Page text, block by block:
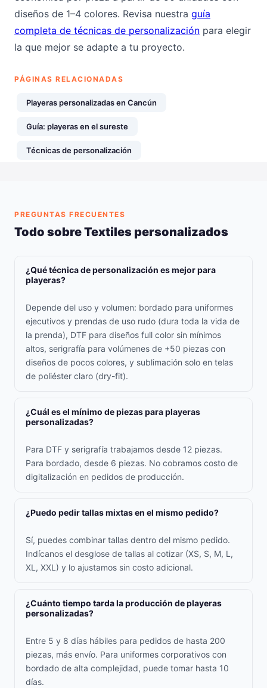
diseños de 1–4 colores. Revisa nuestra guía
completa de técnicas de personalización para elegir
la que mejor se adapte a tu proyecto.
PÁGINAS RELACIONADAS
Playeras personalizadas en Cancún
Guía: playeras en el sureste
Técnicas de personalización
PREGUNTAS FRECUENTES
Todo sobre Textiles personalizados
¿Qué técnica de personalización es mejor para
playeras?
Depende del uso y volumen: bordado para uniformes
ejecutivos y prendas de uso rudo (dura toda la vida de
la prenda), DTF para diseños full color sin mínimos
altos, serigrafía para volúmenes de +50 piezas con
diseños de pocos colores, y sublimación solo en telas
de poliéster claro (dry-fit).
¿Cuál es el mínimo de piezas para playeras
personalizadas?
Para DTF y serigrafía trabajamos desde 12 piezas.
Para bordado, desde 6 piezas. No cobramos costo de
digitalización en pedidos de producción.
¿Puedo pedir tallas mixtas en el mismo pedido?
Sí, puedes combinar tallas dentro del mismo pedido.
Indícanos el desglose de tallas al cotizar (XS, S, M, L,
XL, XXL) y lo ajustamos sin costo adicional.
¿Cuánto tiempo tarda la producción de playeras
personalizadas?
Entre 5 y 8 días hábiles para pedidos de hasta 200
piezas, más envío. Para uniformes corporativos con
bordado de alta complejidad, puede tomar hasta 10
días.